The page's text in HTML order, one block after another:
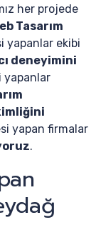
her projede
Tasarım
yapanlar ekibi
deneyimini
yapanlar
yapan firmalar
.